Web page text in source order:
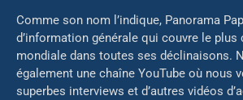
Comme son nom l’indique, Panorama
d’information générale qui couvre le plus
mondiale dans toutes ses déclinaisons.
également une chaîne YouTube où nous
superbes interviews et d’autres vidéos